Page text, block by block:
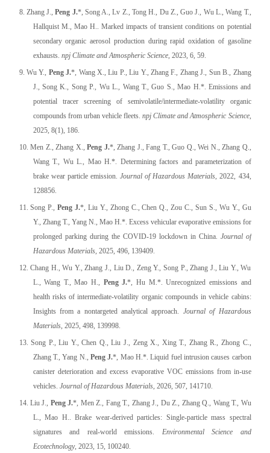
8. Zhang J.,Peng J.*, Song A., Lv Z., Tong H., Du Z., Guo J., Wu L., Wang T.,
Hallquist M., Mao H.. Marked impacts of transient conditions on potential
secondary organic aerosol production during rapid oxidation of gasoline
exhausts. npj Climate and Atmospheric Science, 2023, 6, 59.
9. Wu Y., Peng J.*, Wang X., Liu P., Liu Y., Zhang F., Zhang J., Sun B., Zhang
J., Song K., Song P., Wu L., Wang T., Guo S., Mao H.*. Emissions and
potential tracer screening of semivolatile/intermediate-volatility organic
compounds from urban vehicle fleets.npj Climate and Atmospheric Science,
2025, 8(1), 186.
10. Men Z., Zhang X., Peng J.*, Zhang J., Fang T., Guo Q., Wei N., Zhang Q.,
Wang T., Wu L., Mao H.*. Determining factors and parameterization of
brake wear particle emission. Journal of Hazardous Materials , 2022, 434,
128856.
11. Song P.,Peng J.*, Liu Y., Zhong C., Chen Q., Zou C., Sun S., Wu Y., Gu
Y., Zhang T., Yang N., Mao H.*. Excess vehicular evaporative emissions for
prolonged parking during the COVID-19 lockdown in China. Journal of
Hazardous Materials, 2025, 496, 139409.
12. Chang H., Wu Y., Zhang J., Liu D., Zeng Y., Song P., Zhang J., Liu Y., Wu
L., Wang T., Mao H., Peng J.*, Hu M.*. Unrecognized emissions and
health risks of intermediate-volatility organic compounds in vehicle cabins:
Insights from a nontargeted analytical approach. Journal of Hazardous
Materials, 2025, 498, 139998.
13. Song P., Liu Y., Chen Q., Liu J., Zeng X., Xing T., Zhang R., Zhong C.,
Zhang T., Yang N., Peng J.*, Mao H.*. Liquid fuel intrusion causes carbon
canister deterioration and excess evaporative VOC emissions from in-use
vehicles. Journal of Hazardous Materials, 2026, 507, 141710.
14. Liu J., Peng J.*, Men Z., Fang T., Zhang J., Du Z., Zhang Q., Wang T., Wu
L., Mao H.. Brake wear-derived particles: Single-particle mass spectral
signatures and real-world emissions.
Environmental Science and
Ecotechnology, 2023, 15, 100240.